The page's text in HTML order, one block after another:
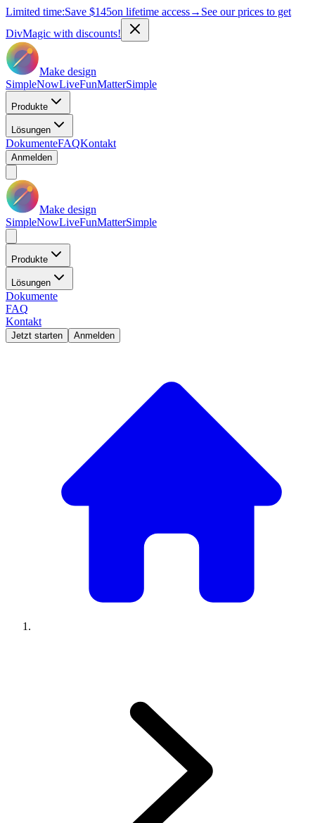
Limited time:Save $145on lifetime access→ See our prices to get
DivMagic with discounts!
Make design
SimpleNowLiveFunMatterSimple
Produkte
Lösungen
DokumenteFAQKontakt
Anmelden
Make design
SimpleNowLiveFunMatterSimple
Produkte
Lösungen
Dokumente
FAQ
Kontakt
Jetzt starten Anmelden